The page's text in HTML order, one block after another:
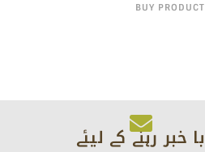
BUY PRODUCT
با خبر رہنے کے لیئے